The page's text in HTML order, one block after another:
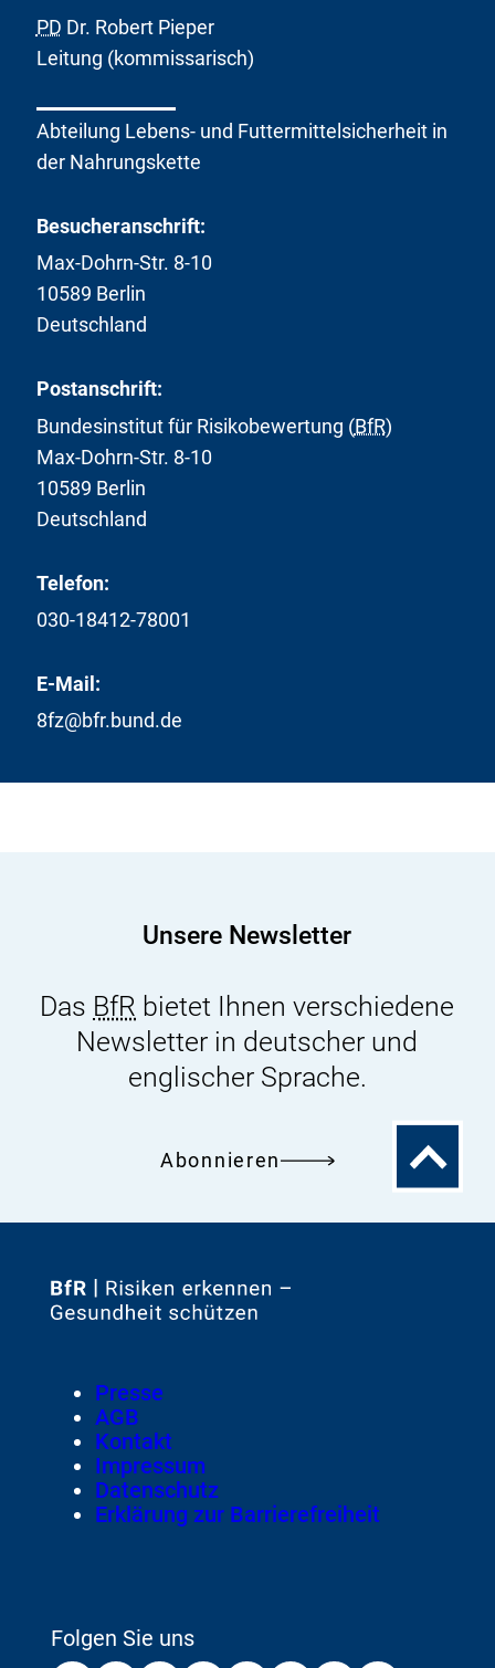
PD Dr. Robert Pieper
Leitung (kommissarisch)
Abteilung Lebens- und Futtermittelsicherheit in
der Nahrungskette
Besucheranschrift:
Max-Dohrn-Str. 8-10
10589 Berlin
Deutschland
Postanschrift:
Bundesinstitut für Risikobewertung (BfR)
Max-Dohrn-Str. 8-10
10589 Berlin
Deutschland
Telefon:
030-18412-78001
E-Mail:
8fz@bfr.bund.de
Unsere Newsletter
Das BfR bietet Ihnen verschiedene
Newsletter in deutscher und
englischer Sprache.
Abonnieren
Zum
Zur
Footer
Meta-
Navigation
Presse
AGB
Kontakt
Impressum
Datenschutz
Erklärung zur Barrierefreiheit
Folgen Sie uns